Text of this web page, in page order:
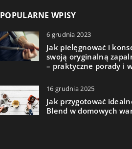
POPULARNE WPISY
6 grudnia 2023
Jak pielęgnować i
swoją oryginalną
– praktyczne porady i
16 grudnia 2025
Jak przygotować
Blend w domowych